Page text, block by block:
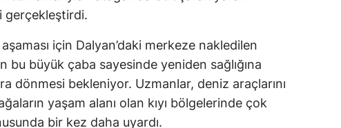
gerçekleştirdi.
için Dalyan’daki merkeze nakledilen
bu büyük çaba sayesinde yeniden sağlığına
dönmesi bekleniyor. Uzmanlar, deniz araçlarını
yaşam alanı olan kıyı bölgelerinde çok
bir kez daha uyardı.